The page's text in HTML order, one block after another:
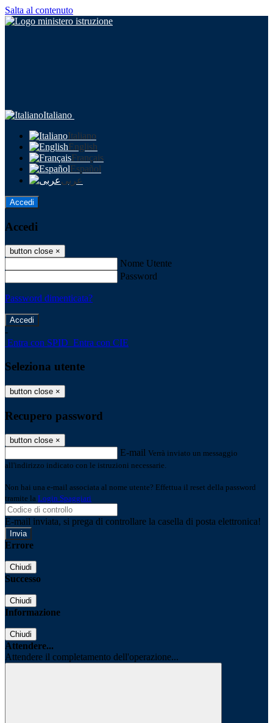
Salta al contenuto
Italiano
Italiano
English
Français
Español
عربى
Accedi
Accedi
button close ×
Nome Utente
Password
Password dimenticata?
-
Entra con SPID Entra con CIE
Seleziona utente
button close ×
Recupero password
button close ×
E-mail Verrà inviato un messaggio
all'indirizzo indicato con le istruzioni necessarie.
Non hai una e-mail associata al nome utente? Effettua il reset della password
tramite la Login Spaggiari
E-mail inviata, si prega di controllare la casella di posta elettronica!
Errore
Chiudi
Successo
Chiudi
Informazione
Chiudi
Attendere...
Attendere il completamento dell'operazione...